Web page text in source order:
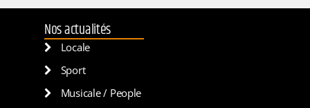
Nos actualités
Locale
Sport
Musicale / People